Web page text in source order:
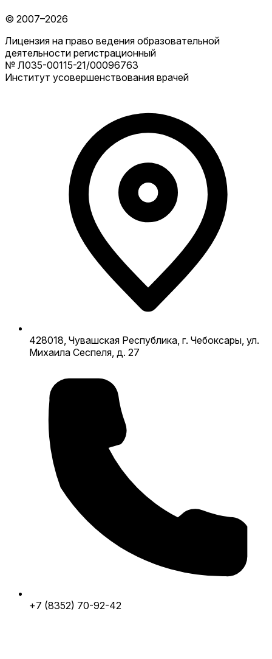
© 2007–2026
Лицензия на право ведения образовательной
деятельности регистрационный
№ Л035-00115-21/00096763
Институт усовершенствования врачей
428018, Чувашская Республика, г. Чебоксары, ул.
Михаила Сеспеля, д. 27
+7 (8352) 70-92-42